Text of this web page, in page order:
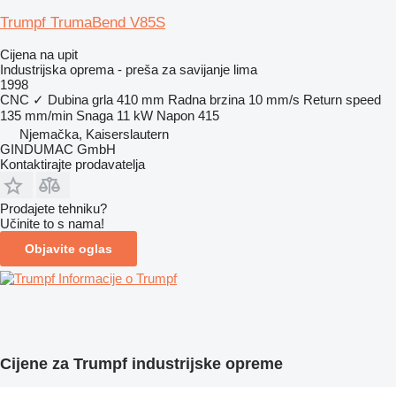
Trumpf TrumaBend V85S
Cijena na upit
Industrijska oprema - preša za savijanje lima
1998
CNC ✓ Dubina grla 410 mm Radna brzina 10 mm/s Return speed
135 mm/min Snaga 11 kW Napon 415
Njemačka, Kaiserslautern
GINDUMAC GmbH
Kontaktirajte prodavatelja
Prodajete tehniku?
Učinite to s nama!
Objavite oglas
Informacije o Trumpf
Cijene za Trumpf industrijske opreme